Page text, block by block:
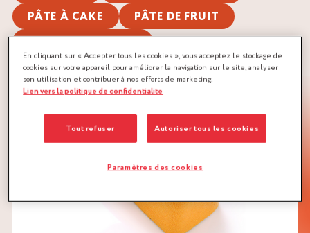
PÂTE À CAKE
PÂTE DE FRUIT
SIROP D'IMBIBAGE
En cliquant sur « Accepter tous les cookies », vous acceptez le stockage de
cookies sur votre appareil pour améliorer la navigation sur le site, analyser
son utilisation et contribuer à nos efforts de marketing.
Lien vers la politique de confidentialite
Tout refuser Autoriser tous les cookies
Paramètres des cookies